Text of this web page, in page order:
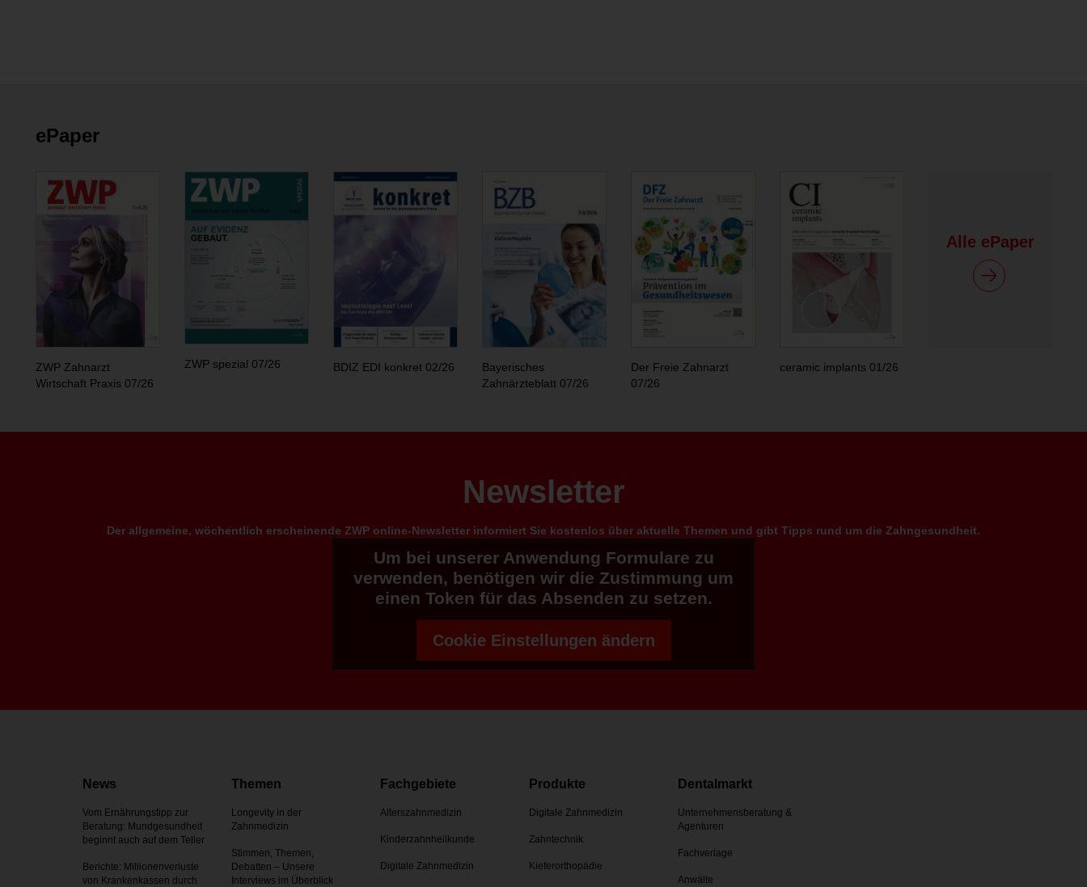
ePaper
ZWP Zahnarzt
Wirtschaft Praxis 07/26
ZWP spezial 07/26 BDIZ EDI konkret 02/26
Bayerisches
Zahnärzteblatt 07/26
Der Freie Zahnarzt
07/26
ceramic implants 01/26
Alle ePaper
Newsletter
Der allgemeine, wöchentlich erscheinende ZWP online-Newsletter informiert Sie kostenlos über aktuelle Themen und gibt Tipps rund um die Zahngesundheit.
Um bei unserer Anwendung Formulare zu
verwenden, benötigen wir die Zustimmung um
einen Token für das Absenden zu setzen.
Cookie Einstellungen ändern
News
Vom Ernährungstipp zur
Beratung: Mundgesundheit
beginnt auch auf dem Teller
Berichte: Millionenverluste
von Krankenkassen durch
Themen
Longevity in der
Zahnmedizin
Stimmen, Themen,
Debatten – Unsere
Interviews im Überblick
Fachgebiete
Alterszahnmedizin
Kinderzahnheilkunde
Digitale Zahnmedizin
Produkte
Digitale Zahnmedizin
Zahntechnik
Kieferorthopädie
Dentalmarkt
Unternehmensberatung &
Agenturen
Fachverlage
Anwälte